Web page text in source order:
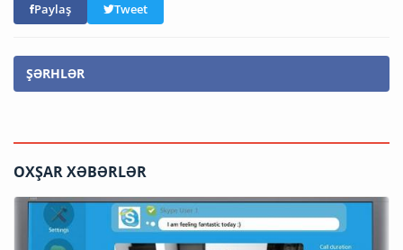
Paylaş Tweet
ŞƏRHLƏR
OXŞAR XƏBƏRLƏR